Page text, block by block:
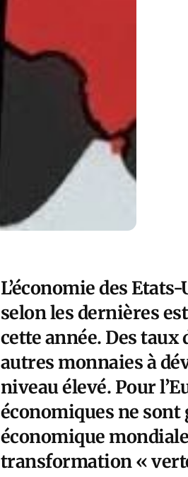
L’économie des
selon les dernières
cette année. Des
autres monnaies à
niveau élevé. Pour
économiques ne
économique
transformation «